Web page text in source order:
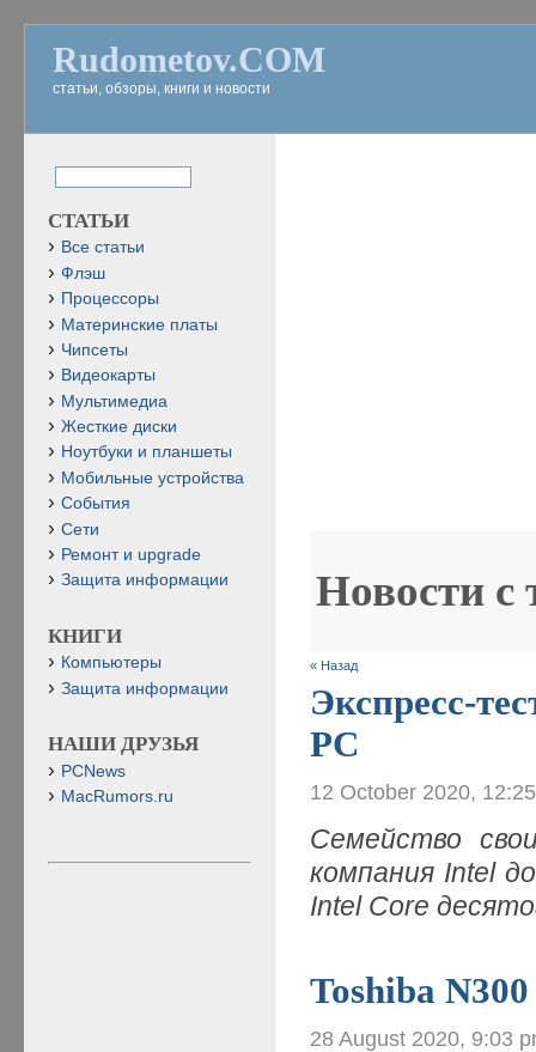
Rudometov.COM
статьи, обзоры, книги и новости
Новости с
« Назад
Экспресс-
PC
12 October 2020,
Семейство
компания Intel
Intel Core
Toshiba
28 August 2020, 9:03
СТАТЬИ
Все статьи
Флэш
Процессоры
Материнские платы
Чипсеты
Видеокарты
Мультимедиа
Жесткие диски
Ноутбуки и планшеты
Мобильные устройства
События
Сети
Ремонт и upgrade
Защита информации
КНИГИ
Компьютеры
Защита информации
НАШИ ДРУЗЬЯ
PCNews
MacRumors.ru